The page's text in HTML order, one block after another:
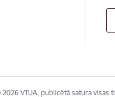
VTUA, publicētā satura visas